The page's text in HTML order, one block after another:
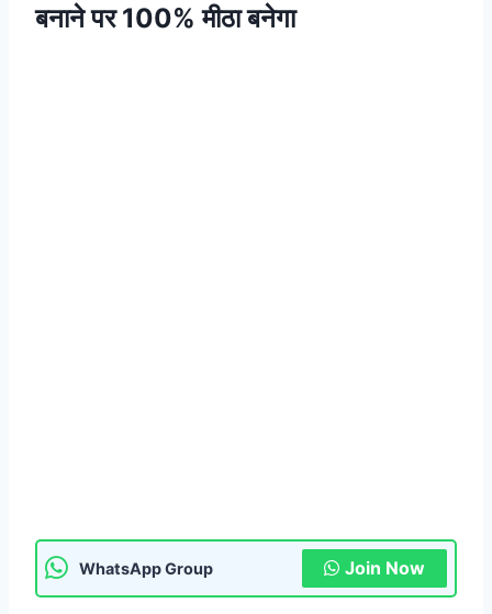
बनाने पर 100% मीठा बनेगा
WhatsApp Group Join Now